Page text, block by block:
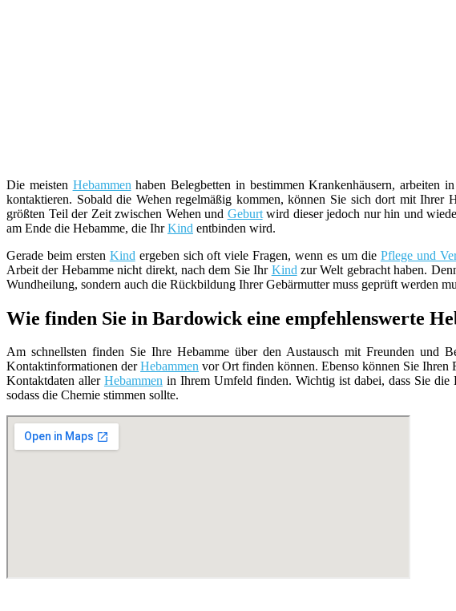
Die meisten Hebammen haben Belegbetten in bestimmen Krankenhäusern, arbeiten
kontaktieren. Sobald die Wehen regelmäßig kommen, können Sie sich dort mit
größten Teil der Zeit zwischen Wehen und Geburtwird dieser jedoch nur hin und
am Ende die Hebamme, die IhrKind entbinden wird.
Gerade beim ersten Kind ergeben sich oft viele Fragen, wenn es um die Pflege und
Arbeit der Hebamme nicht direkt, nach dem Sie Ihr Kind zur Welt gebracht haben.
Wundheilung, sondern auch die Rückbildung Ihrer Gebärmutter muss geprüft werden
Wie finden Sie in Bardowick eine empfehlenswerte
Am schnellsten finden Sie Ihre Hebamme über den Austausch mit Freunden und
Kontaktinformationen derHebammen vor Ort finden können. Ebenso können Sie Ihren
Kontaktdaten aller Hebammenin Ihrem Umfeld finden. Wichtig ist dabei, dass Sie die
sodass die Chemie stimmen sollte.